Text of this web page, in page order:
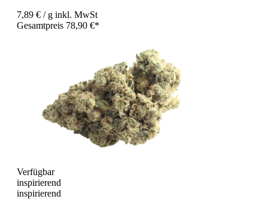
7,89 € / g inkl. MwSt
Gesamtpreis 78,90 €*
Verfügbar
inspirierend
inspirierend